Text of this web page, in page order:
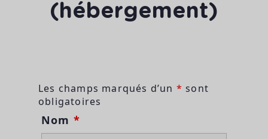
(hébergement)
Les champs marqués d’un * sont
obligatoires
Nom *